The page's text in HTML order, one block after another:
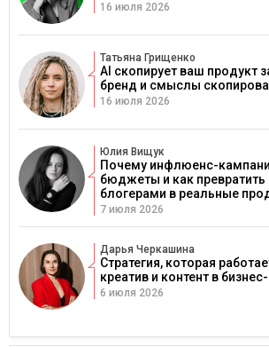
16 июля 2026
Татьяна Грищенко
AI скопирует ваш продукт
бренд и смыслы
16 июля 2026
Юлия Вищук
Почему инфлюенс-
бюджеты и как превратить
блогерами в реальные
7 июля 2026
Дарья Черкашина
Стратегия, которая
креатив и контент в
6 июля 2026